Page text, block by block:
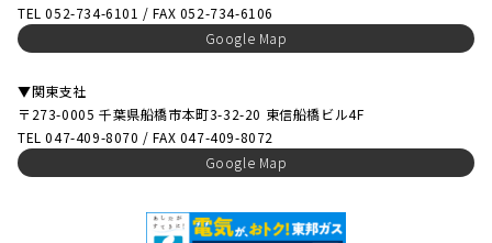
TEL 052-734-6101 / FAX 052-734-6106
Google Map
▼関東支社
〒273-0005 千葉県船橋市本町3-32-20 東信船橋ビル4F
TEL 047-409-8070 / FAX 047-409-8072
Google Map